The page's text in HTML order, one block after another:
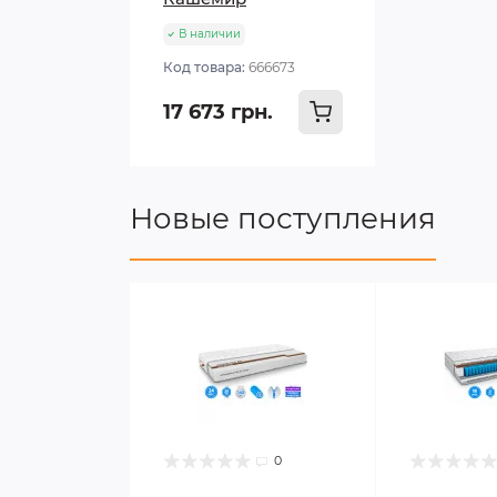
В наличии
Код товара: 666673
17 673 грн.
Новые поступления
0